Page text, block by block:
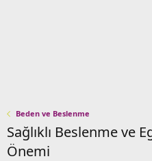
Beden ve Beslenme
Sağlıklı Beslenme ve
Önemi